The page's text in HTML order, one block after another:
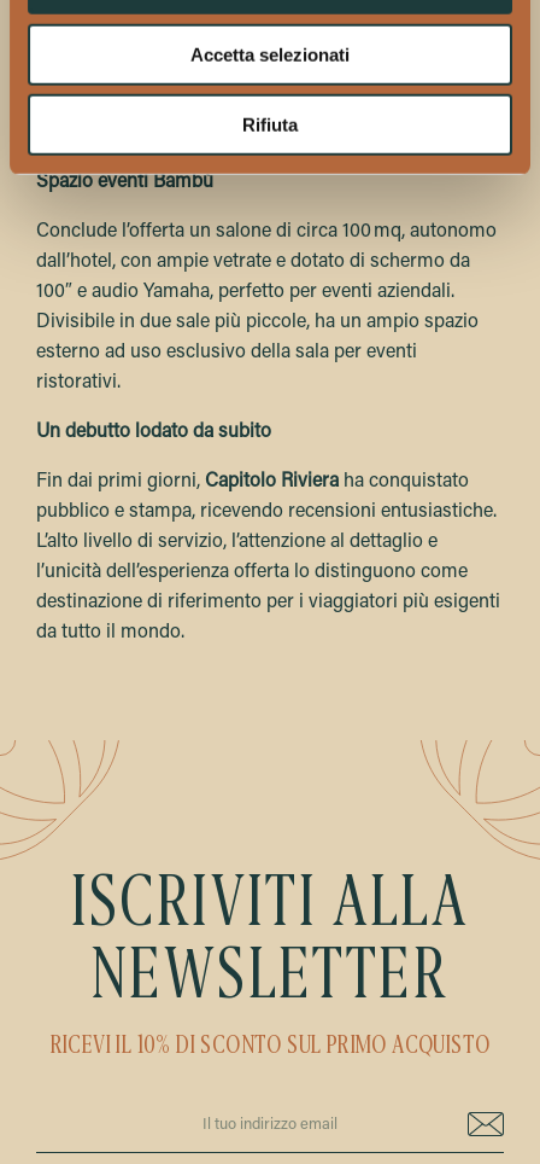
Accetta selezionati
Rifiuta
La spaOndeoffre idromassaggio, sauna, bagno turco,
trattamenti ed infine una palestra con attrezzature
Technogym professional per i più sportivi.
Spazio eventi Bambù
Conclude l’offerta un salone di circa 100 mq, autonomo
dall’hotel, con ampie vetrate e dotato di schermo da
100″ e audio Yamaha, perfetto per eventi aziendali.
Divisibile in due sale più piccole, ha un ampio spazio
esterno ad uso esclusivo della sala per eventi
ristorativi.
Un debutto lodato da subito
Fin dai primi giorni, Capitolo Riviera ha conquistato
pubblico e stampa, ricevendo recensioni entusiastiche.
L’alto livello di servizio, l’attenzione al dettaglio e
l’unicità dell’esperienza offerta lo distinguono come
destinazione di riferimento per i viaggiatori più esigenti
da tutto il mondo.
ISCRIVITI ALLA
NEWSLETTER
RICEVI IL 10% DI SCONTO SUL PRIMO ACQUISTO